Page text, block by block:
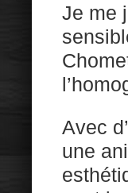
Je me
Avec
une